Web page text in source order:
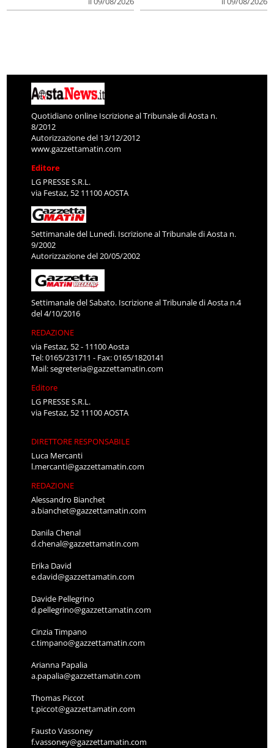
Quotidiano online Iscrizione al Tribunale di Aosta n.
8/2012
Autorizzazione del 13/12/2012
www.gazzettamatin.com
Editore
LG PRESSE S.R.L.
via Festaz, 52 11100 AOSTA
Settimanale del Lunedì. Iscrizione al Tribunale di Aosta n.
9/2002
Autorizzazione del 20/05/2002
Settimanale del Sabato. Iscrizione al Tribunale di Aosta n.4
del 4/10/2016
REDAZIONE
via Festaz, 52 - 11100 Aosta
Tel: 0165/231711 - Fax: 0165/1820141
Mail:segreteria@gazzettamatin.com
Editore
LG PRESSE S.R.L.
via Festaz, 52 11100 AOSTA
DIRETTORE RESPONSABILE
Luca Mercanti
l.mercanti@gazzettamatin.com
REDAZIONE
Alessandro Bianchet
a.bianchet@gazzettamatin.com
Danila Chenal
d.chenal@gazzettamatin.com
Erika David
e.david@gazzettamatin.com
Davide Pellegrino
d.pellegrino@gazzettamatin.com
Cinzia Timpano
c.timpano@gazzettamatin.com
Arianna Papalia
a.papalia@gazzettamatin.com
Thomas Piccot
t.piccot@gazzettamatin.com
Fausto Vassoney
f.vassoney@gazzettamatin.com